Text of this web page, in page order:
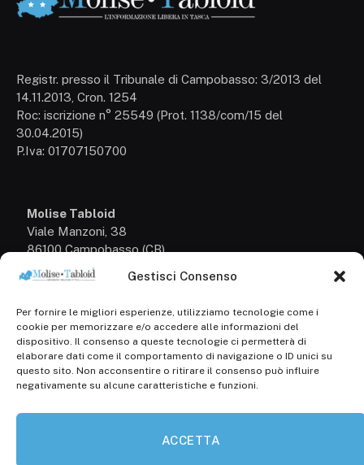
Gestisci Consenso
Per fornire le migliori esperienze, utilizziamo tecnologie come i
cookie per memorizzare e/o accedere alle informazioni del
dispositivo. Il consenso a queste tecnologie ci permetterà di
elaborare dati come il comportamento di navigazione o ID unici su
questo sito. Non acconsentire o ritirare il consenso può influire
negativamente su alcune caratteristiche e funzioni.
ACCETTA
Registr. presso il Tribunale di Campobasso: 3/2013 del
14.11.2013, Cron. 1254
Roc: iscrizione n° 25549 (Prot. 1138/com/15 del
30.04.2015)
P.Iva: 01707150700
Molise Tabloid
Viale Manzoni, 38
86100 Campobasso (CB)
+39 3333169466
Scrivici a:
info@molisetabloid.it
commerciale@molisetabloid.it
Disclaimer